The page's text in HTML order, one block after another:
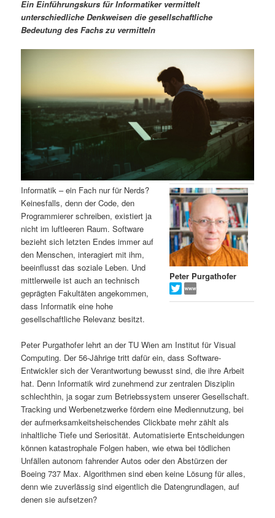
ä
r
n
n
l
t
s
p
r
i
n
g
e
n
n
d
r
n
h
a
l
t
s
p
r
i
n
g
e
n
a
v
i
o
Ein Einführungskurs für Informatiker vermittelt
unterschiedliche Denkweisen die gesellschaftliche
Bedeutung des Fachs zu vermitteln
Peter Purgathofer
Informatik – ein Fach nur für Nerds?
Keinesfalls, denn der Code, den
Programmierer schreiben, existiert ja
nicht im luftleeren Raum. Software
bezieht sich letzten Endes immer auf
den Menschen, interagiert mit ihm,
beeinflusst das soziale Leben. Und
mittlerweile ist auch an technisch
geprägten Fakultäten angekommen,
dass Informatik eine hohe
gesellschaftliche Relevanz besitzt.
Peter Purgathofer lehrt an der TU Wien am Institut für Visual
Computing. Der 56-Jährige tritt dafür ein, dass Software-
Entwickler sich der Verantwortung bewusst sind, die ihre Arbeit
hat. Denn Informatik wird zunehmend zur zentralen Disziplin
schlechthin, ja sogar zum Betriebssystem unserer Gesellschaft.
Tracking und Werbenetzwerke fördern eine Mediennutzung, bei
der aufmerksamkeitsheischendes Clickbate mehr zählt als
inhaltliche Tiefe und Seriosität. Automatisierte Entscheidungen
können katastrophale Folgen haben, wie etwa bei tödlichen
Unfällen autonom fahrender Autos oder den Abstürzen der
Boeing 737 Max. Algorithmen sind eben keine Lösung für alles,
denn wie zuverlässig sind eigentlich die Datengrundlagen, auf
denen sie aufsetzen?